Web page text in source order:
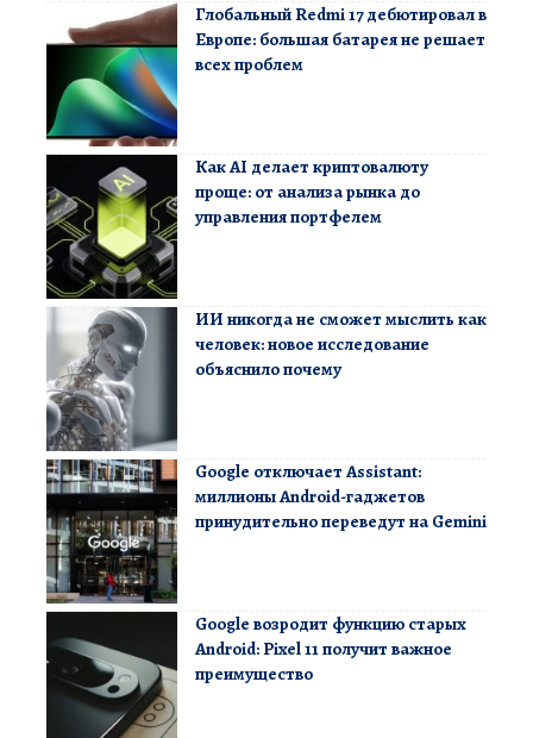
Глобальный Redmi 17 дебютировал в
Европе: большая батарея не решает
всех проблем
Как AI делает криптовалюту
проще: от анализа рынка до
управления портфелем
ИИ никогда не сможет мыслить как
человек: новое исследование
объяснило почему
Google отключает Assistant:
миллионы Android-гаджетов
принудительно переведут на Gemini
Google возродит функцию старых
Android: Pixel 11 получит важное
преимущество